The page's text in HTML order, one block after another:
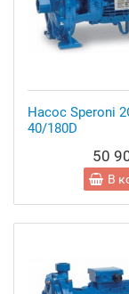
Насос Speroni
40/180D
50
В